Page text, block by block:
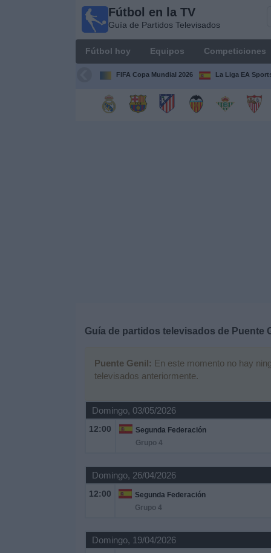
Fútbol en la TV
Guía de Partidos Televisados
Fútbol hoy Equipos Competiciones
FIFA Copa Mundial 2026 La Liga EA
Guía de partidos televisados de Puente
Puente Genil: En este momento no hay
televisados anteriormente.
Domingo, 03/05/2026
12:00
Segunda Federación
Grupo 4
Domingo, 26/04/2026
12:00
Segunda Federación
Grupo 4
Domingo, 19/04/2026